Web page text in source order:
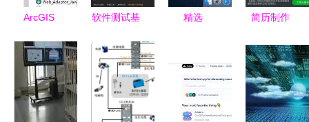
ArcGIS
安装图文详
细教程
软件测试基
试入门指南
精选
升效率与体
验的必备工
简历制作
行榜 打造
出色简历，
助力职场晋